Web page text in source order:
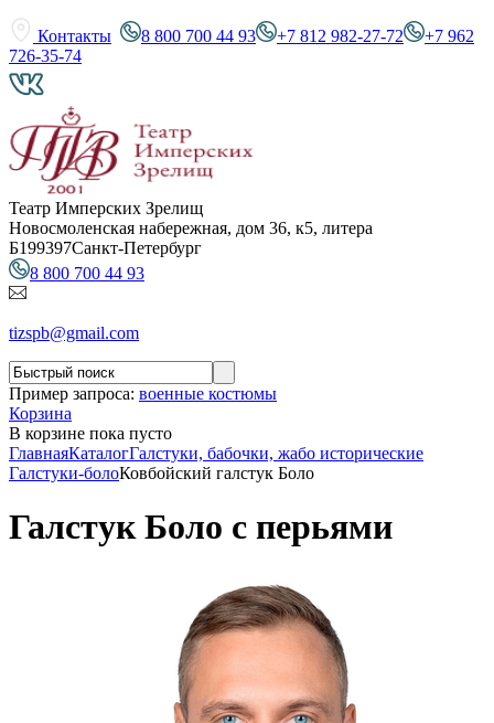
Контакты 8 800 700 44 93 +7 812 982-27-72
+7 962
726-35-74
Театр Имперских Зрелищ
Новосмоленская набережная, дом 36, к5, литера
Б199397Санкт-Петербург
8 800 700 44 93
tizspb@gmail.com
Пример запроса: военные костюмы
Корзина
В корзине пока пусто
ГлавнаяКаталогГалстуки, бабочки, жабо исторические
Галстуки-болоКовбойский галстук Боло
Галстук Боло с перьями